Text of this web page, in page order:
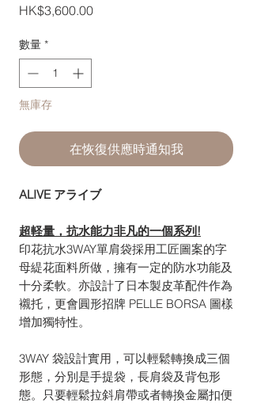
HK$3,600.00價
數量 *
無庫存
在恢復供應時通知我
ALIVE アライブ
超軽量，抗水能力非凡的一個系列!
印花抗水3WAY單肩袋採用工匠圖案的字
母緹花面料所做，擁有一定的防水功能及
十分柔軟。亦設計了日本製皮革配件作為
襯托，更會圓形招牌 PELLE BORSA 圖樣
增加獨特性。
3WAY 袋設計實用，可以輕鬆轉換成三個
形態，分別是手提袋，長肩袋及背包形
態。只要輕鬆拉斜肩帶或者轉換金屬扣便